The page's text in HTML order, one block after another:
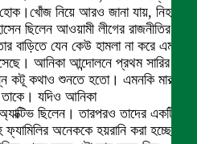
নিয়ে আরও জানা যায়, নিহত
ছিলেন আওয়ামী লীগের রাজনীতির
যেন কেউ হামলা না করে এমন
আনিকা আন্দোলনে প্রথম সারির
কটূ কথাও শুনতে হতো। এমনকি মারাত্মক
তাকে। যদিও আনিকা
ছিলেন। তারপরও তাদের একটি
অনেককে হয়রানি করা হচ্ছে।